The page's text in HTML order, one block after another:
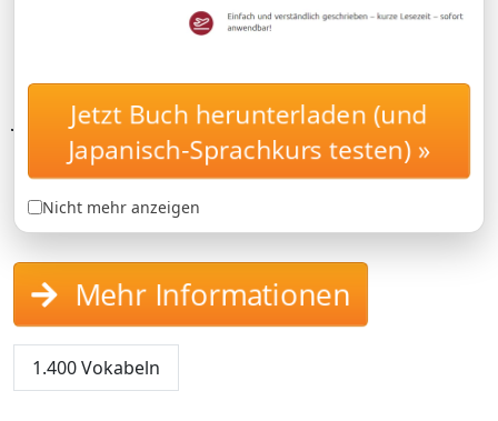
FLIRTKURS
Japanisch-Flirtkurs
Lernen Sie Flirten auf Japanisch
NUR 49.95 €
Mehr Informationen
1.400 Vokabeln
Jetzt Buch herunterladen (und
Japanisch-Sprachkurs testen) »
Nicht mehr anzeigen